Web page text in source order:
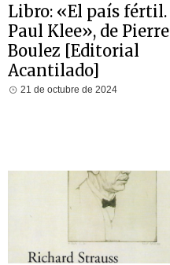
Libro: «El país fértil.
Paul Klee», de Pierre
Boulez [Editorial
Acantilado]
21 de octubre de 2024